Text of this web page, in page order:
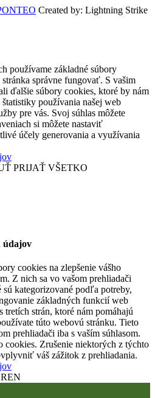
Created by: Lightning Strike
používame základné súbory
správne fungovať. S vašim
ďalšie súbory cookies, ktoré by nám
používania našej web
pre vás. Svoj súhlas môžete
si môžete nastaviť
účely generovania a využívania
PRIJAŤ VŠETKO
údajov
cookies na zlepšenie vášho
Z nich sa vo vašom prehliadači
kategorizované podľa potreby,
základných funkcií web
tretích strán, ktoré nám pomáhajú
túto webovú stránku. Tieto
prehliadači iba s vaším súhlasom.
Zrušenie niektorých z týchto
váš zážitok z prehliadania.